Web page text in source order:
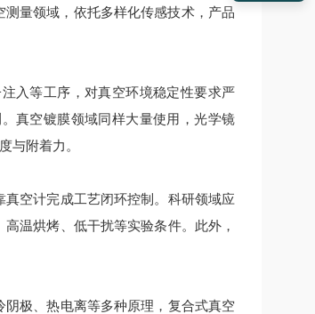
量领域，依托多样化传感技术，产品
等工序，对真空环境稳定性要求严
真空镀膜领域同样大量使用，光学镜
与附着力。
空计完成工艺闭环控制。科研领域应
温烘烤、低干扰等实验条件。此外，
极、热电离等多种原理，复合式真空